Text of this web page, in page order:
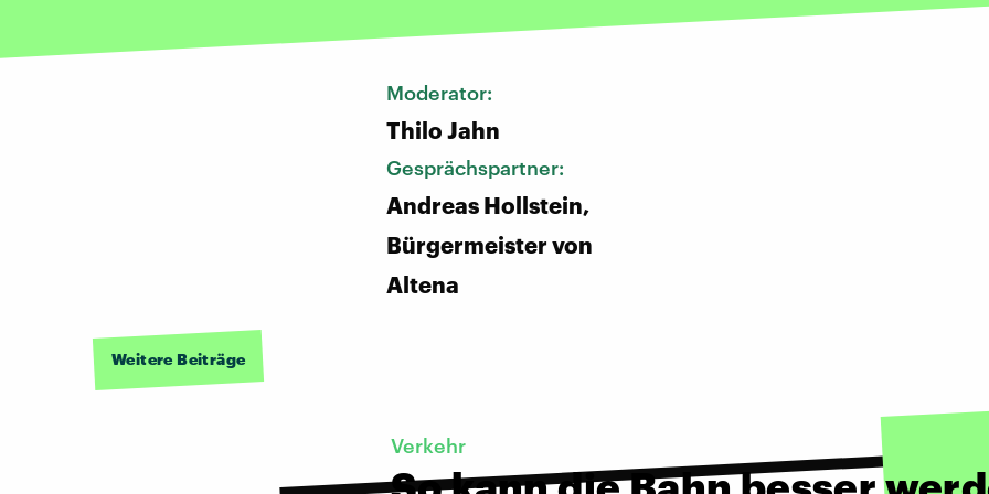
Moderator:
Thilo Jahn
Gesprächspartner:
Andreas Hollstein,
Bürgermeister von
Altena
Weitere Beiträge
Verkehr